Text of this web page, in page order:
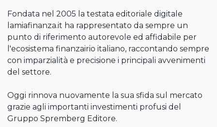
Fondata nel 2005 la testata editoriale digitale
lamiafinanza.it ha rappresentato da sempre un
punto di riferimento autorevole ed affidabile per
l'ecosistema finanzairio italiano, raccontando sempre
con imparzialità e precisione i principali avvenimenti
del settore.
Oggi rinnova nuovamente la sua sfida sul mercato
grazie agli importanti investimenti profusi del
Gruppo Spremberg Editore.